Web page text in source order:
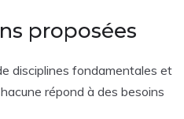
proposées
disciplines fondamentales et
répond à des besoins